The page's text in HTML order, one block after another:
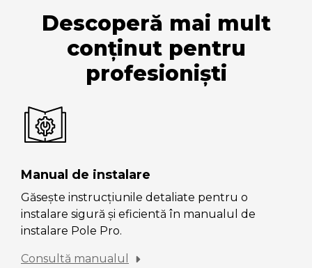
Descoperă mai mult
conținut pentru
profesioniști
Manual de instalare
Găsește instrucțiunile detaliate pentru o
instalare sigură și eficientă în manualul de
instalare Pole Pro.
Consultă manualul